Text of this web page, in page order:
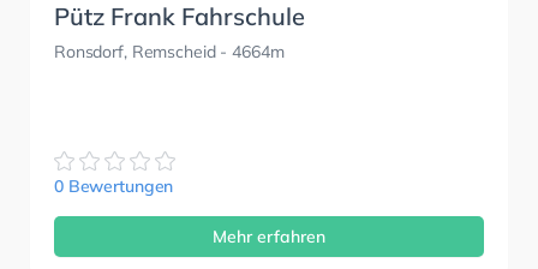
Pütz Frank Fahrschule
Ronsdorf, Remscheid- 4664m
0 Bewertungen
Mehr erfahren